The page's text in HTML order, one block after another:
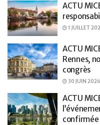
ACTU
1 JUILLET
ACTU
Rennes,
congrès
30 JUIN 2026
ACTU
confirmée